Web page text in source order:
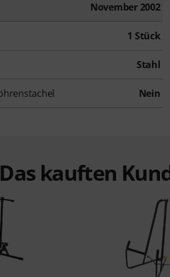
November 2002
1 Stück
Stahl
Nein
Das kauften